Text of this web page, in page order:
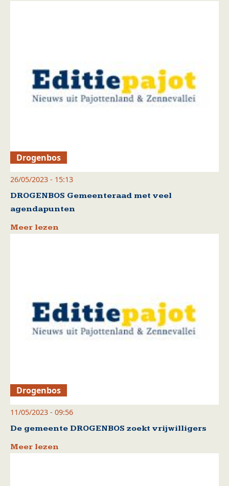
Drogenbos
26/05/2023 - 15:13
DROGENBOS Gemeenteraad met veel
agendapunten
Meer lezen
Drogenbos
11/05/2023 - 09:56
De gemeente DROGENBOS zoekt vrijwilligers
Meer lezen